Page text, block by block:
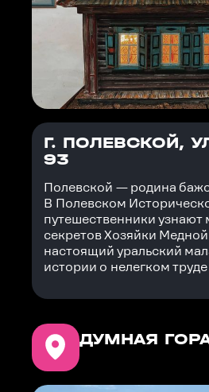
Г. ПОЛЕВСКОЙ,
93
Полевской — родина
В Полевском
путешественники узнают
секретов Хозяйки
настоящий уральский
истории о нелегком
ДУМНАЯ